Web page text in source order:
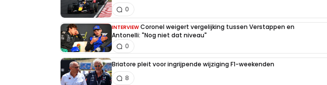
0
INTERVIEW Coronel weigert vergelijking tussen Verstappen en
Antonelli: "Nog niet dat niveau"
0
Briatore pleit voor ingrijpende wijziging F1-weekenden
8